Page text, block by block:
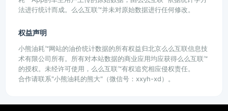
法进行统计而成。么么互联™并未对原始数据进行任何修改。
权益声明
小熊油耗™网站的油价统计数据的所有权益归北京么么互联信息技
术有限公司所有。所有对本站数据的商业应用均应获得么么互联™
的授权。未经许可使用，么么互联™有权追究相应侵权责任。
合作请联系"小熊油耗的熊大"（微信号：xxyh-xd）。